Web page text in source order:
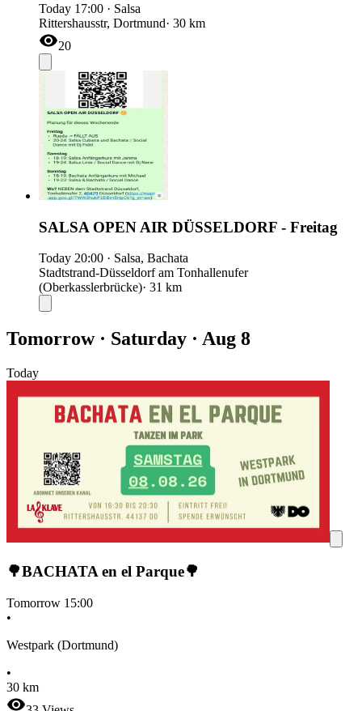
Today 17:00 · Salsa
Rittershausstr, Dortmund· 30 km
20
SALSA OPEN AIR DÜSSELDORF - Freitag
Today 20:00 · Salsa, Bachata
Stadtstrand-Düsseldorf am Tonhallenufer
(Oberkasslerbrücke)· 31 km
Tomorrow · Saturday · Aug 8
Today
🌳BACHATA en el Parque🌳
Tomorrow 15:00
•
Westpark (Dortmund)
•
30 km